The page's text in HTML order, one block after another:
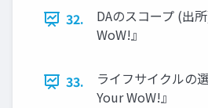
32.
DAのスコープ (出
WoW!』
33.
ライフサイクルの
Your WoW!』